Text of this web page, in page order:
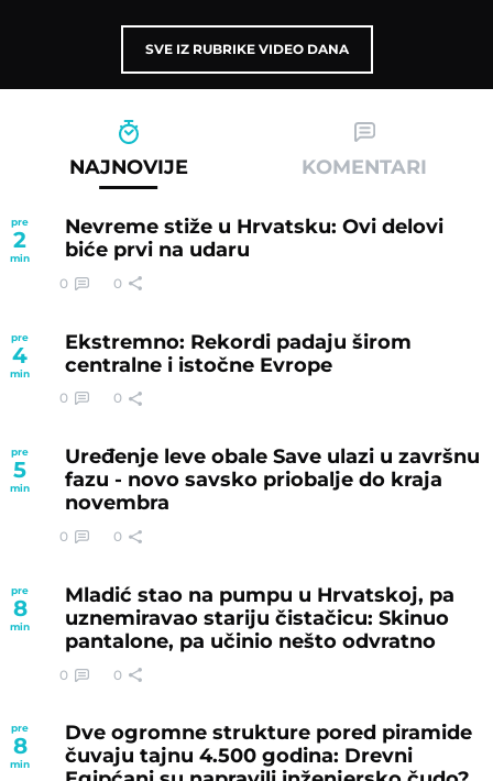
SVE IZ RUBRIKE VIDEO DANA
NAJNOVIJE KOMENTARI
pre
2
min
Nevreme stiže u Hrvatsku: Ovi delovi
biće prvi na udaru
0 0
pre
4
min
Ekstremno: Rekordi padaju širom
centralne i istočne Evrope
0 0
pre
5
min
Uređenje leve obale Save ulazi u završnu
fazu - novo savsko priobalje do kraja
novembra
0 0
pre
8
min
Mladić stao na pumpu u Hrvatskoj, pa
uznemiravao stariju čistačicu: Skinuo
pantalone, pa učinio nešto odvratno
0 0
pre
8
min
Dve ogromne strukture pored piramide
čuvaju tajnu 4.500 godina: Drevni